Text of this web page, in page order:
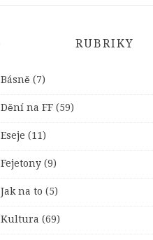
RUBRIKY
Básně (7)
Dění na FF (59)
Eseje (11)
Fejetony (9)
Jak na to (5)
Kultura (69)